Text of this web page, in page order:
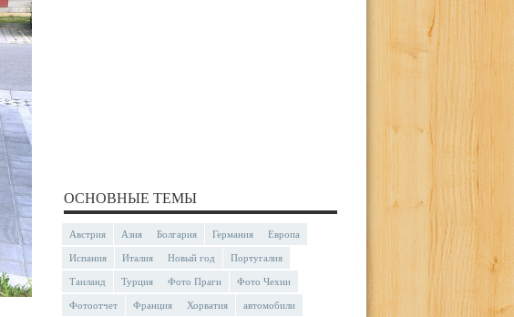
ОСНОВНЫЕ ТЕМЫ
Австрия Азия Болгария Германия Европа
Испания Италия Новый год Португалия
Таиланд Турция Фото Праги Фото Чехии
Фотоотчет Франция Хорватия автомобили